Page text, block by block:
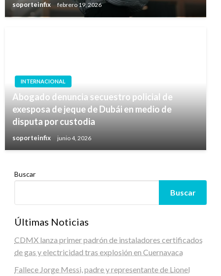
soporteinfix febrero 19, 2026
INTERNACIONAL
Abogado denuncia secuestro policial de
exesposa de jeque de Dubái en medio de
disputa por custodia
soporteinfix junio 4, 2026
Buscar
Buscar
Últimas Noticias
CDMX lanza primer padrón de instaladores certificados
de gas y electricidad tras explosión en Cuernavaca
Fallece Jorge Messi, padre y representante de Lionel